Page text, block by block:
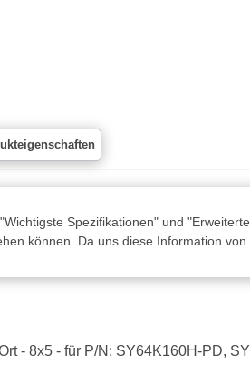
Spezifikationen" und
können. Da uns diese Information
- 8x5 - für P/N: SY64K160H-PD,